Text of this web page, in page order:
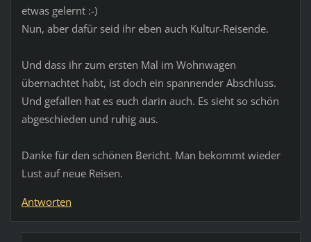
etwas gelernt :-)
Nun, aber dafür seid ihr eben auch Kultur-Reisende.
Und dass ihr zum ersten Mal im Wohnwagen
übernachtet habt, ist doch ein spannender Abschluss.
Und gefallen hat es euch darin auch. Es sieht so schön
abgeschieden und ruhig aus.
Danke für den schönen Bericht. Man bekommt wieder
Lust auf neue Reisen.
Antworten